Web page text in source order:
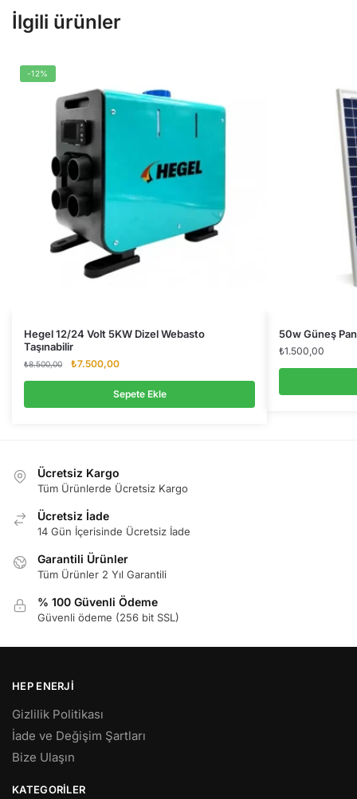
İlgili ürünler
-12%
Hegel 12/24 Volt 5KW Dizel Webasto
Taşınabilir
₺8.500,00
Orijinal
fiyat:
₺8.500,00.
₺7.500,00Şu
andaki
fiyat:
₺7.500,00.
Sepete Ekle
50w Güneş
₺1.500,00
Ücretsiz Kargo
Tüm Ürünlerde Ücretsiz Kargo
Ücretsiz İade
14 Gün İçerisinde Ücretsiz İade
Garantili Ürünler
Tüm Ürünler 2 Yıl Garantili
% 100 Güvenli Ödeme
Güvenli ödeme (256 bit SSL)
HEP ENERJI
Gizlilik Politikası
İade ve Değişim Şartları
Bize Ulaşın
KATEGORILER